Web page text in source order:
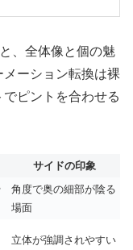
、全体像と個の魅
ーション転換は裸
ピントを合わせる
サイドの印象
角度で奥の細部が陰る
場面
立体が強調されやすい